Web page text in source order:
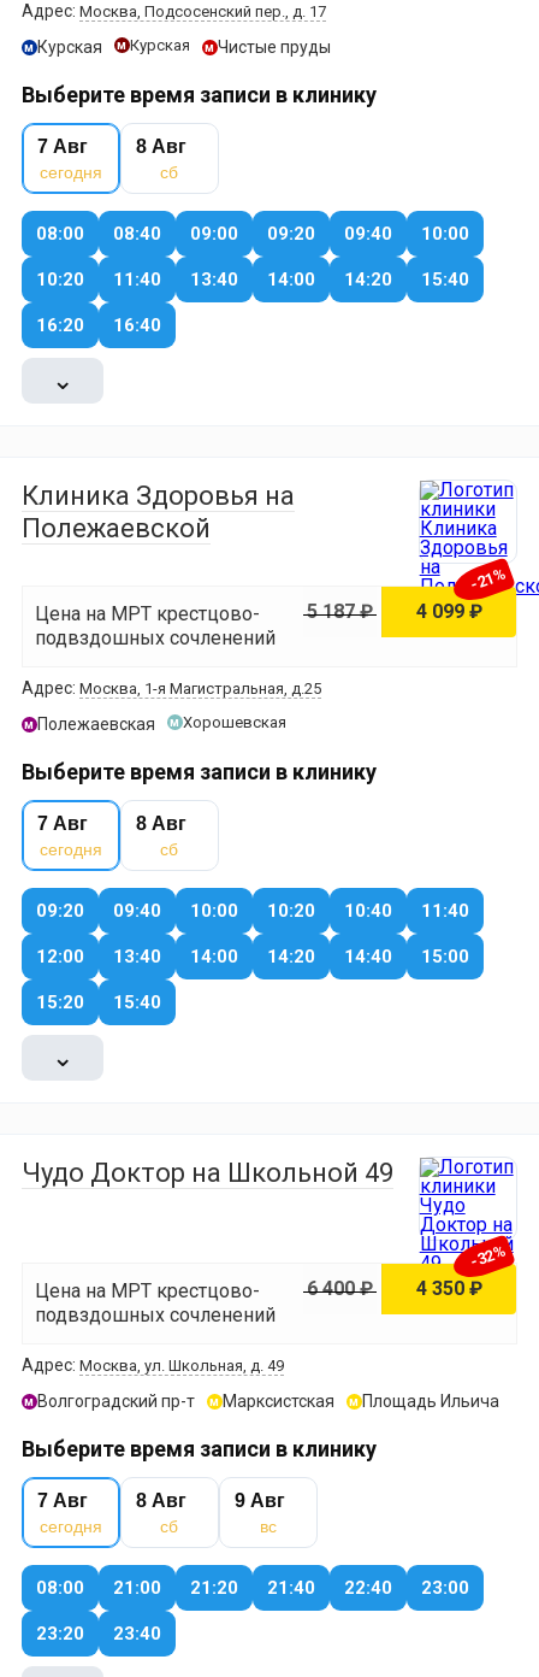
Адрес: Москва, Подсосенский пер., д. 17
м Курская м Курская м Чистые пруды
Выберите время записи в клинику
7 Авг
сегодня
8 Авг
сб
08:00 08:40 09:00 09:20 09:40 10:00
10:20 11:40 13:40 14:00 14:20 15:40
16:20 16:40
⌄
Клиника Здоровья на
Полежаевской
Цена на МРТ крестцово-
подвздошных сочленений
4 099 ₽
5 187 ₽
-21%
Адрес: Москва, 1-я Магистральная, д.25
м Полежаевская м Хорошевская
Выберите время записи в клинику
7 Авг
сегодня
8 Авг
сб
09:20 09:40 10:00 10:20 10:40 11:40
12:00 13:40 14:00 14:20 14:40 15:00
15:20 15:40
⌄
Чудо Доктор на Школьной 49
Цена на МРТ крестцово-
подвздошных сочленений
4 350 ₽
6 400 ₽
-32%
Адрес: Москва, ул. Школьная, д. 49
м Волгоградский пр-т м Марксистская м Площадь Ильича
Выберите время записи в клинику
7 Авг
сегодня
8 Авг
сб
9 Авг
вс
08:00 21:00 21:20 21:40 22:40 23:00
23:20 23:40